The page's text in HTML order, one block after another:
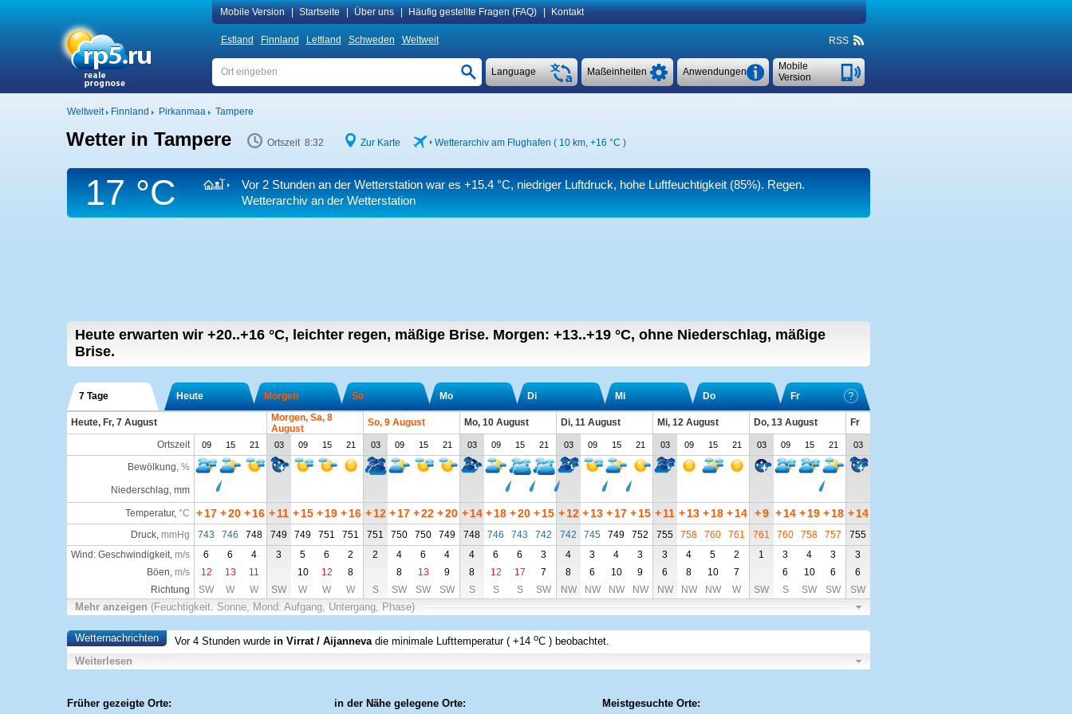
Mobile Version Startseite Über uns Häufig gestellte Fragen (FAQ) Kontakt
Estland Finnland Lettland Schweden Weltweit RSS
Mobile
Version
Anwendungen
Maßeinheiten
Language
Weltweit Finnland Pirkanmaa Tampere
Wetter in Tampere Ortszeit 8:32 Zur Karte Wetterarchiv am Flughafen ( 10 km, +16 °C )
17 °C Vor 2 Stunden an der Wetterstation war es +15.4 °C, niedriger Luftdruck, hohe Luftfeuchtigkeit (85%). Regen.
Wetterarchiv an der Wetterstation
Heute erwarten wir +20..+16 °C, leichter regen, mäßige Brise. Morgen: +13..+19 °C, ohne Niederschlag, mäßige
Brise.
7 Tage Heute Morgen So Mo Di Mi Do Fr
Heute, Fr, 7 August
Morgen, Sa, 8
August
So, 9 August Mo, 10 August Di, 11 August Mi, 12 August Do, 13 August
Fr
Ortszeit
09 15 21 03 09 15 21 03 09 15 21 03 09 15 21 03 09 15 21 03 09 15 21 03 09 15 21 03
Bewölkung, %
Niederschlag, mm
Temperatur, °C + 17 +20 + 16 +11 + 15 + 19 + 16 + 12 + 17 +22 +20 + 14 + 18 +20 + 15 + 12 + 13 + 17 + 15 +11 + 13 + 18 + 14 +9 + 14 + 19 + 18 + 14
Druck, mmHg 743 746 748 749 749 751 751 751 750 750 749 748 746 743 742 742 745 749 752 755 758 760 761 761 760 758 757
755
Wind: Geschwindigkeit, m/s 6 6 4 3 5 6 2 2 4 6 4 4 6 6 3 4 3 4 3 3 4 5 2 1 3 4 3
3
Böen, m/s 12 13 11 10 12 8 8 13 9 8 12 17 7 8 6 10 9 6 8 10 7 6 10 6
6
Richtung
SW W W SW W W W S SW SW SW S S S SW NW NW NW NW NW NW NW W SW S SW SW SW
Mehr anzeigen (Feuchtigkeit. Sonne, Mond: Aufgang, Untergang, Phase)
Wetternachrichten Vor 4 Stunden wurde in Virrat / Aijannevadie minimale Lufttemperatur (+14 oC ) beobachtet.
Weiterlesen
Früher gezeigte Orte: in der Nähe gelegene Orte: Meistgesuchte Orte: